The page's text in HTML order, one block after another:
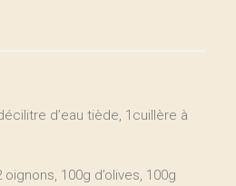
d’eau tiède, 1cuillère à
100g d’olives, 100g